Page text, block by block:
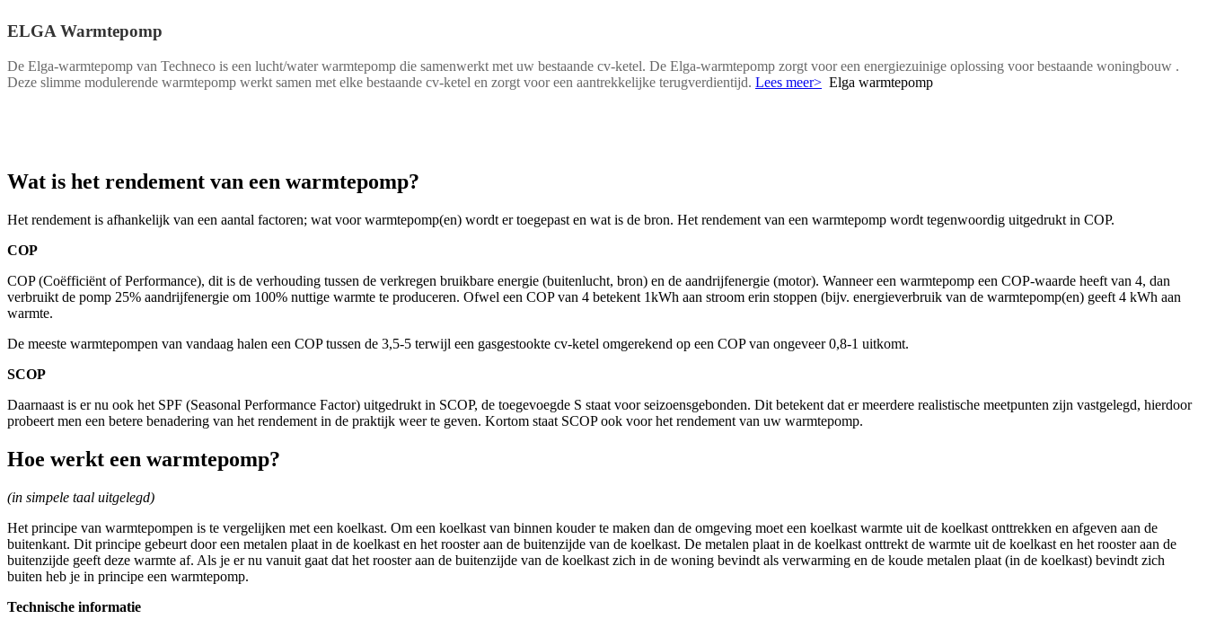
ELGA Warmtepomp
De Elga-warmtepomp van Techneco is een lucht/water warmtepomp die samenwerkt met uw bestaande cv-ketel. De Elga-warmtepomp zorgt voor een energiezuinige oplossing voor bestaande woningbouw .
Deze slimme modulerende warmtepomp werkt samen met elke bestaande cv-ketel en zorgt voor een aantrekkelijke terugverdientijd. Lees meer> Elga warmtepomp
Wat is het rendement van een warmtepomp?
Het rendement is afhankelijk van een aantal factoren; wat voor warmtepomp(en) wordt er toegepast en wat is de bron. Het rendement van een warmtepomp wordt tegenwoordig uitgedrukt in COP.
COP
COP (Coëfficiënt of Performance), dit is de verhouding tussen de verkregen bruikbare energie (buitenlucht, bron) en de aandrijfenergie (motor). Wanneer een warmtepomp een COP-waarde heeft van 4, dan
verbruikt de pomp 25% aandrijfenergie om 100% nuttige warmte te produceren. Ofwel een COP van 4 betekent 1kWh aan stroom erin stoppen (bijv. energieverbruik van de warmtepomp(en) geeft 4 kWh aan
warmte.
De meeste warmtepompen van vandaag halen een COP tussen de 3,5-5 terwijl een gasgestookte cv-ketel omgerekend op een COP van ongeveer 0,8-1 uitkomt.
SCOP
Daarnaast is er nu ook het SPF (Seasonal Performance Factor) uitgedrukt in SCOP, de toegevoegde S staat voor seizoensgebonden. Dit betekent dat er meerdere realistische meetpunten zijn vastgelegd, hierdoor
probeert men een betere benadering van het rendement in de praktijk weer te geven. Kortom staat SCOP ook voor het rendement van uw warmtepomp.
Hoe werkt een warmtepomp?
(in simpele taal uitgelegd)
Het principe van warmtepompen is te vergelijken met een koelkast. Om een koelkast van binnen kouder te maken dan de omgeving moet een koelkast warmte uit de koelkast onttrekken en afgeven aan de
buitenkant. Dit principe gebeurt door een metalen plaat in de koelkast en het rooster aan de buitenzijde van de koelkast. De metalen plaat in de koelkast onttrekt de warmte uit de koelkast en het rooster aan de
buitenzijde geeft deze warmte af. Als je er nu vanuit gaat dat het rooster aan de buitenzijde van de koelkast zich in de woning bevindt als verwarming en de koude metalen plaat (in de koelkast) bevindt zich
buiten heb je in principe een warmtepomp.
Technische informatie